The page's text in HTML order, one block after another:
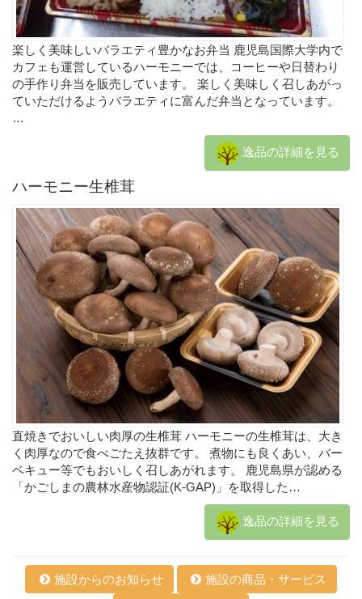
楽しく美味しいバラエティ豊かなお弁当 鹿児島国際大学内で
カフェも運営しているハーモニーでは、コーヒーや日替わり
の手作り弁当を販売しています。 楽しく美味しく召しあがっ
ていただけるようバラエティに富んだ弁当となっています。
…
逸品の詳細を見る
ハーモニー生椎茸
直焼きでおいしい肉厚の生椎茸 ハーモニーの生椎茸は、大き
く肉厚なので食べごたえ抜群です。 煮物にも良くあい、バー
ベキュー等でもおいしく召しあがれます。 鹿児島県が認める
「かごしまの農林水産物認証(K-GAP)」を取得した…
逸品の詳細を見る
施設からのお知らせ 施設の商品・サービス